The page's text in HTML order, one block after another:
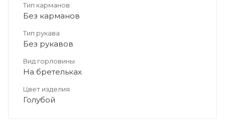
Тип карманов
Без карманов
Тип рукава
Без рукавов
Вид горловины
На бретельках
Цвет изделия
Голубой